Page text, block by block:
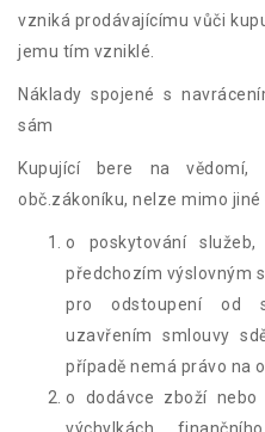
vzniká prodávajícímu vůči
jemu tím vzniklé.
Náklady spojené s
sám
Kupující bere na
obč.zákoníku, nelze mimo
o poskytování
předchozím výslovným
pro odstoupení od
uzavřením smlouvy
případě nemá právo na
o dodávce zboží